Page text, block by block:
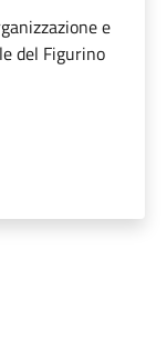
e
del Figurino